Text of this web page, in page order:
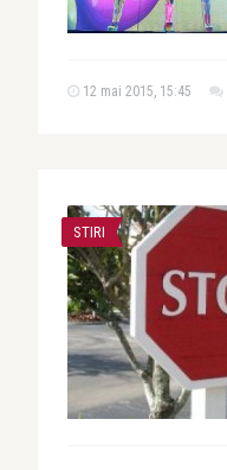
12 mai 2015, 15:45
STIRI